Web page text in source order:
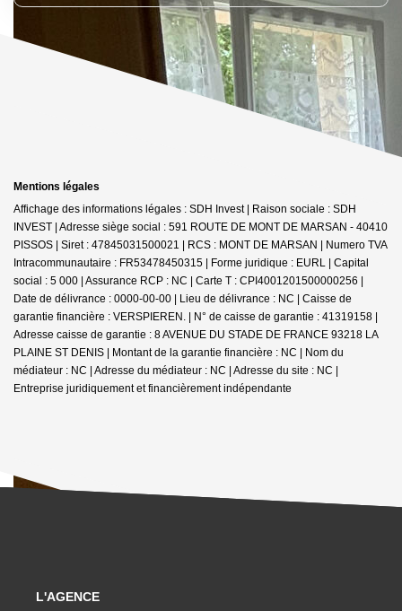
Mentions légales
Affichage des informations légales : SDH Invest | Raison sociale : SDH
INVEST | Adresse siège social : 591 ROUTE DE MONT DE MARSAN - 40410
PISSOS | Siret : 47845031500021 | RCS : MONT DE MARSAN | Numero TVA
Intracommunautaire : FR53478450315 | Forme juridique : EURL | Capital
social : 5 000 | Assurance RCP : NC | Carte T : CPI4001201500000256 |
Date de délivrance : 0000-00-00 | Lieu de délivrance : NC | Caisse de
garantie financière : VERSPIEREN. | N° de caisse de garantie : 41319158 |
Adresse caisse de garantie : 8 AVENUE DU STADE DE FRANCE 93218 LA
PLAINE ST DENIS | Montant de la garantie financière : NC | Nom du
médiateur : NC | Adresse du médiateur : NC | Adresse du site : NC |
Entreprise juridiquement et financièrement indépendante
L'AGENCE